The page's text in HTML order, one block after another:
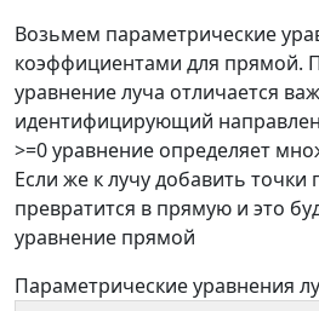
Возьмем параметрические
коэффициентами для прямой.
уравнение луча отличается
идентифицирующий
>=0 уравнение определяет
Если же к лучу добавить точки
превратится в прямую и это
уравнение прямой
Параметрические уравнения